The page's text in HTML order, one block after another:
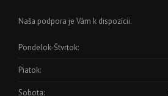
Naša podpora je Vám k dispozícii.
Pondelok-Štvrtok:
Piatok:
Sobota: